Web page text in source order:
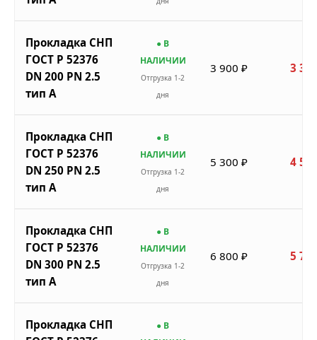
Прокладка СНП
ГОСТ Р 52376
DN 200 PN 2.5
тип A
● В
НАЛИЧИИ
Отгрузка 1-2
дня
3 900 ₽ 3
Прокладка СНП
ГОСТ Р 52376
DN 250 PN 2.5
тип A
● В
НАЛИЧИИ
Отгрузка 1-2
дня
5 300 ₽ 4
Прокладка СНП
ГОСТ Р 52376
DN 300 PN 2.5
тип A
● В
НАЛИЧИИ
Отгрузка 1-2
дня
6 800 ₽ 5
Прокладка СНП
● В